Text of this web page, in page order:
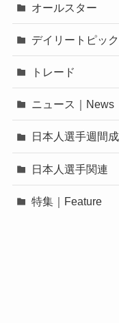
オールスター
デイリートピッ
トレード
ニュース｜News
日本人選手週間
日本人選手関連
特集｜Feature